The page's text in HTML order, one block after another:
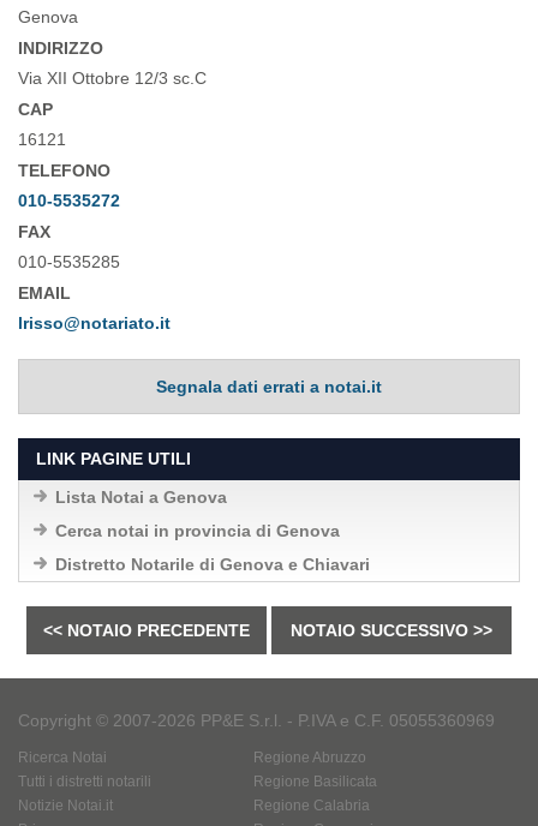
Genova
INDIRIZZO
Via XII Ottobre 12/3 sc.C
CAP
16121
TELEFONO
010-5535272
FAX
010-5535285
EMAIL
lrisso@notariato.it
Segnala dati errati a notai.it
LINK PAGINE UTILI
Lista Notai a Genova
Cerca notai in provincia di Genova
Distretto Notarile di Genova e Chiavari
<< NOTAIO PRECEDENTE NOTAIO SUCCESSIVO >>
Copyright © 2007-2026 PP&E S.r.l. - P.IVA e C.F. 05055360969
Ricerca Notai
Tutti i distretti notarili
Notizie Notai.it
Regione Abruzzo
Regione Basilicata
Regione Calabria